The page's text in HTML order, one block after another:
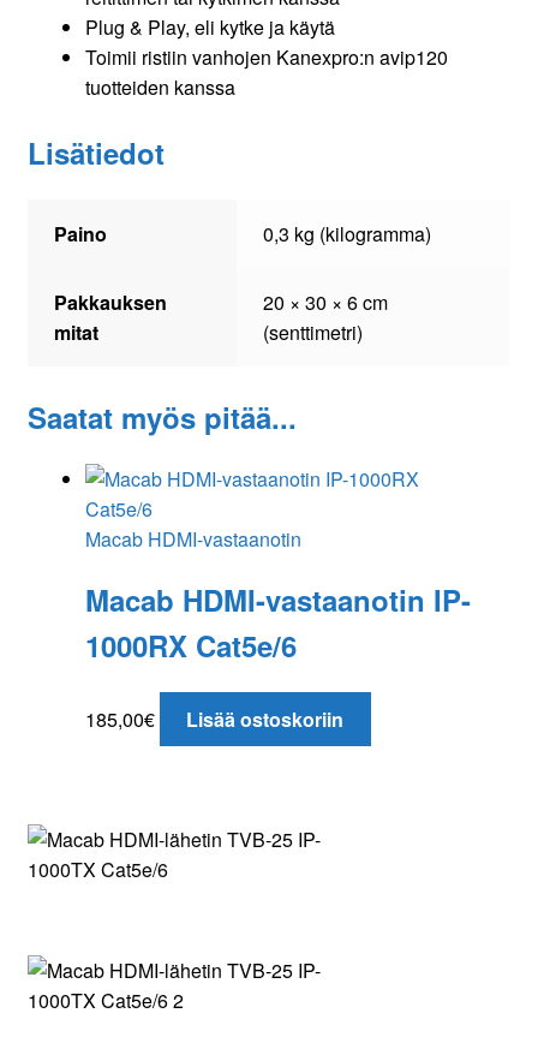
Plug & Play, eli kytke ja käytä
Toimii ristiin vanhojen Kanexpro:n avip120
tuotteiden kanssa
Lisätiedot
Paino 0,3 kg (kilogramma)
Pakkauksen
mitat
20 × 30 × 6 cm
(senttimetri)
Saatat myös pitää...
Macab HDMI-vastaanotin
Macab HDMI-vastaanotin IP-
1000RX Cat5e/6
185,00€ Lisää ostoskoriin